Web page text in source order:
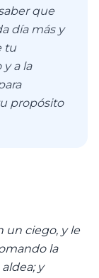
que
día más y
tu
a la
propósito
un ciego, y le
la
y